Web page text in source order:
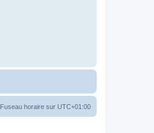
Fuseau horaire sur UTC+01:00